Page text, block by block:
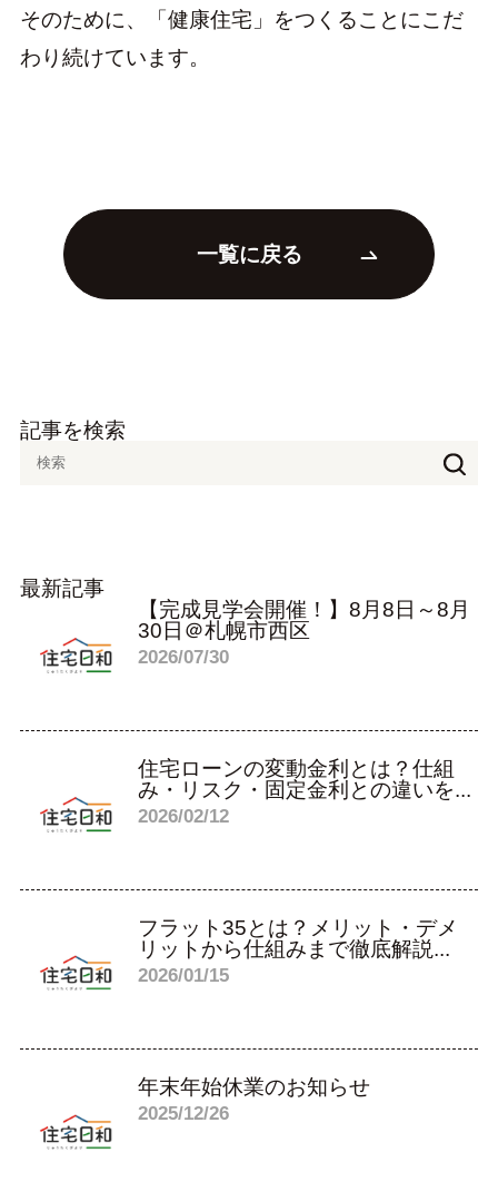
そのために、「健康住宅」をつくることにこだ
わり続けています。
一覧に戻る
記事を検索
最新記事
【完成見学会開催！】8月8日～8月
30日＠札幌市西区
2026/07/30
住宅ローンの変動金利とは？仕組
み・リスク・固定金利との違いを...
2026/02/12
フラット35とは？メリット・デメ
リットから仕組みまで徹底解説...
2026/01/15
年末年始休業のお知らせ
2025/12/26